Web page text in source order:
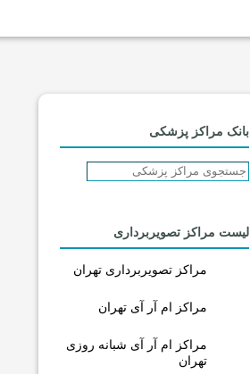
بانک مراکز پزشکی
لیست مراکز تصویربرداری
مراکز تصویربرداری تهران
مراکز ام آر آی تهران
مراکز ام آر آی شبانه روزی
تهران